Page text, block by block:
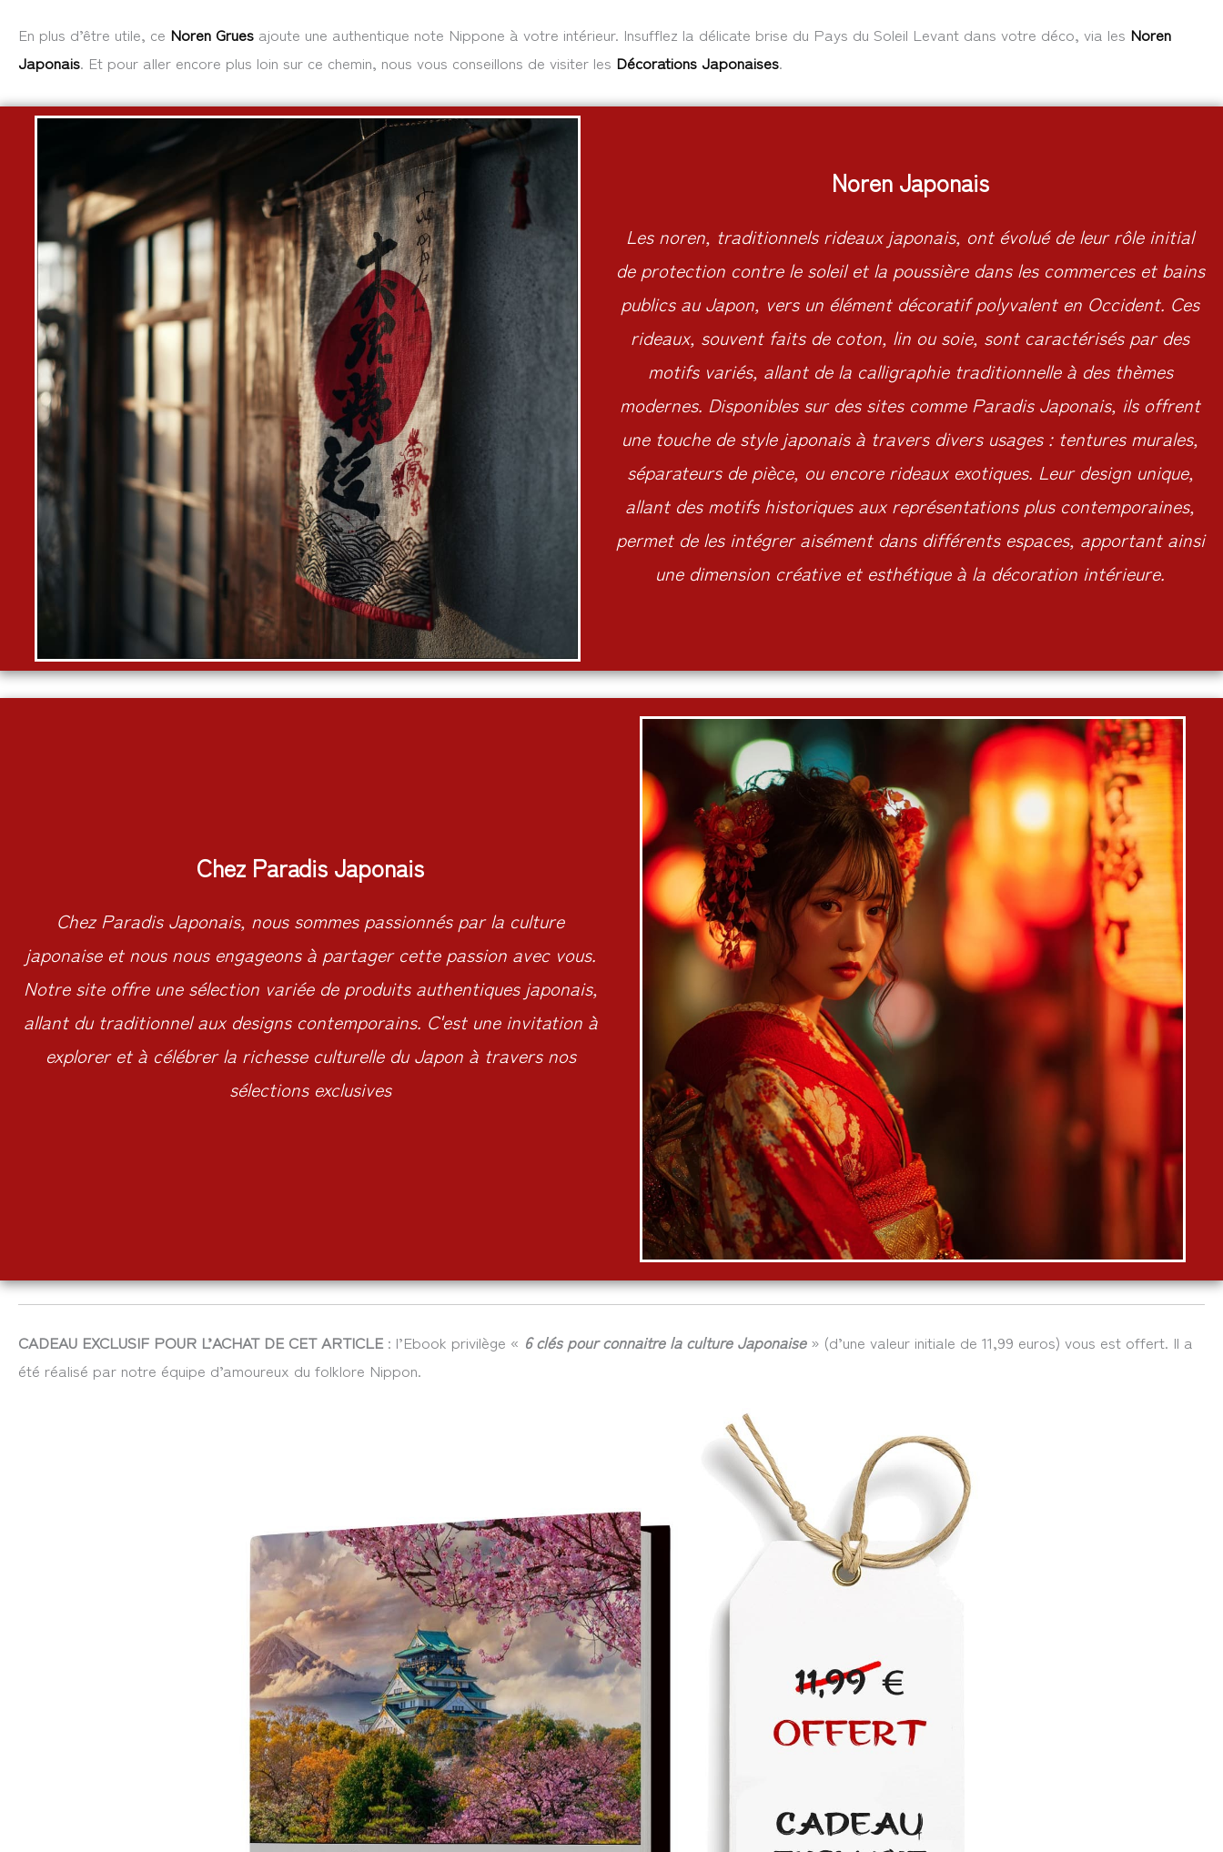
En plus d’être utile, ce Noren Grues ajoute une authentique note Nippone à votre intérieur. Insufflez la délicate brise du Pays du Soleil Levant dans votre déco, via les Noren
Japonais. Et pour aller encore plus loin sur ce chemin, nous vous conseillons de visiter les Décorations Japonaises.
Noren Japonais
Les noren, traditionnels rideaux japonais, ont évolué de leur rôle initial
de protection contre le soleil et la poussière dans les commerces et bains
publics au Japon, vers un élément décoratif polyvalent en Occident. Ces
rideaux, souvent faits de coton, lin ou soie, sont caractérisés par des
motifs variés, allant de la calligraphie traditionnelle à des thèmes
modernes. Disponibles sur des sites comme Paradis Japonais, ils offrent
une touche de style japonais à travers divers usages : tentures murales,
séparateurs de pièce, ou encore rideaux exotiques. Leur design unique,
allant des motifs historiques aux représentations plus contemporaines,
permet de les intégrer aisément dans différents espaces, apportant ainsi
une dimension créative et esthétique à la décoration intérieure.
Chez Paradis Japonais
Chez Paradis Japonais, nous sommes passionnés par la culture
japonaise et nous nous engageons à partager cette passion avec vous.
Notre site offre une sélection variée de produits authentiques japonais,
allant du traditionnel aux designs contemporains. C'est une invitation à
explorer et à célébrer la richesse culturelle du Japon à travers nos
sélections exclusives
CADEAU EXCLUSIF POUR L’ACHAT DE CET ARTICLE : l’Ebook privilège « 6 clés pour connaitre la culture Japonaise» (d’une valeur initiale de 11,99 euros) vous est offert. Il a
été réalisé par notre équipe d’amoureux du folklore Nippon.